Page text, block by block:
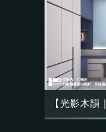
【光影木